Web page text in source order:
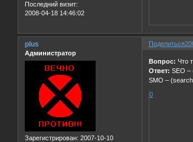
Последний визит:
2008-04-18 14:46:02
Поделиться
plus
Администратор
Зарегистрирован: 2007-10-10
Вопрос: Что
Ответ: SEO –
SMO –
0